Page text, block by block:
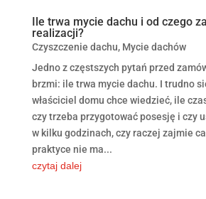
Ile trwa mycie dachu i od czego
realizacji?
Czyszczenie dachu, Mycie dachów
Jedno z częstszych pytań przed
brzmi: ile trwa mycie dachu. I trudno
właściciel domu chce wiedzieć, ile
czy trzeba przygotować posesję i czy
w kilku godzinach, czy raczej zajmie
praktyce nie ma...
czytaj dalej